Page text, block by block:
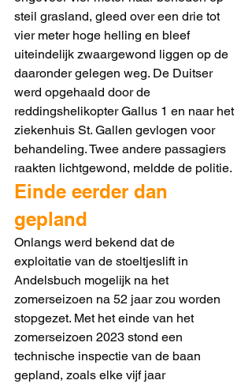
steil grasland, gleed over een drie tot
vier meter hoge helling en bleef
uiteindelijk zwaargewond liggen op de
daaronder gelegen weg. De Duitser
werd opgehaald door de
reddingshelikopter Gallus 1 en naar het
ziekenhuis St. Gallen gevlogen voor
behandeling. Twee andere passagiers
raakten lichtgewond, meldde de politie.
Einde eerder dan
gepland
Onlangs werd bekend dat de
exploitatie van de stoeltjeslift in
Andelsbuch mogelijk na het
zomerseizoen na 52 jaar zou worden
stopgezet. Met het einde van het
zomerseizoen 2023 stond een
technische inspectie van de baan
gepland, zoals elke vijf jaar